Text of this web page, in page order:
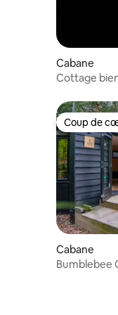
Cabane
Cottage
Coup de
Coup de
Cabane
Bumblebee